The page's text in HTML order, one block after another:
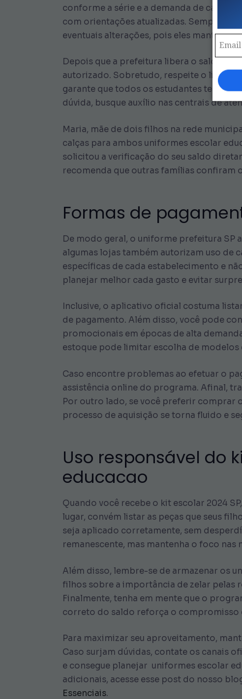
conforme a série e a demanda de cada
com orientações atualizadas. Sempre
eventuais alterações, pois eles mantêm
Depois que a prefeitura libera o saldo,
autorizado. Sobretudo, respeite o limite
garante que todos os estudantes
dúvida, busque auxílio nas centrais de
Maria, mãe de dois filhos na rede
calças para ambos uniformes escolar
solicitou a verificação do seu saldo
recomenda que outras famílias confiram
Formas de
De modo geral, o uniforme prefeitura
algumas lojas também autorizam uso de
específicas de cada estabelecimento e
planejar melhor cada gasto e evitar
Inclusive, o aplicativo oficial costuma
de pagamento. Além disso, você pode
promocionais em épocas de alta
estoque pode limitar escolha de modelos
Caso encontre problemas ao efetuar o
assistência online do programa. Afinal,
Por outro lado, se você preferir comprar
processo de aquisição se torna fluido e
Uso responsável do
educacao
Quando você recebe o kit escolar 2024
lugar, convém listar as peças que seus
seja aplicado corretamente, sem
remanescente, mas mantenha o foco nas
Além disso, lembre-se de armazenar os
filhos sobre a importância de zelar
Finalmente, tenha em mente que o
correto do saldo reforça o compromisso
Para maximizar seu aproveitamento,
Caso surjam dúvidas, contate os canais
e consegue planejar uniformes escolar
adicionais, acesse esse post do nosso
Essenciais.